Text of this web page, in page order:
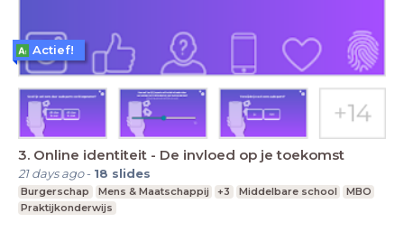
3. Online identiteit - De invloed op je toekomst
21 days ago- 18 slides
Burgerschap Mens & Maatschappij +3 Middelbare school
MBO
Praktijkonderwijs
Actief!